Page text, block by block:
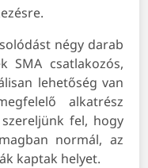
négy darab
SMA csatlakozós,
lehetőség van
alkatrész
fel, hogy
normál, az
kaptak helyet.